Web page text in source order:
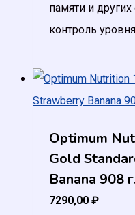
памяти и
контроль
Optimum
Gold
Banana 908
7290,00 ₽